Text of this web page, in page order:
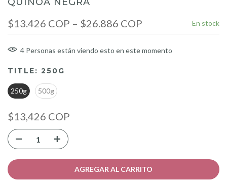
$13.426 COP – $26.886 COP En stock
4 Personas están viendo esto en este momento
TITLE: 250G
250g 500g
$13,426 COP
AGREGAR AL CARRITO